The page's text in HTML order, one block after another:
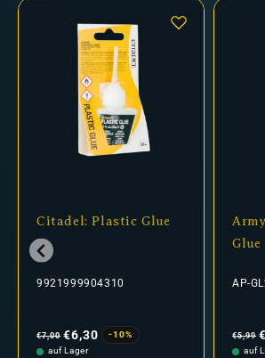
Citadel: Plastic Glue
9921999904310
Preis
€7,00 €6,30
-10%
auf Lager
Glue
AP-
Preis
€5,99
auf